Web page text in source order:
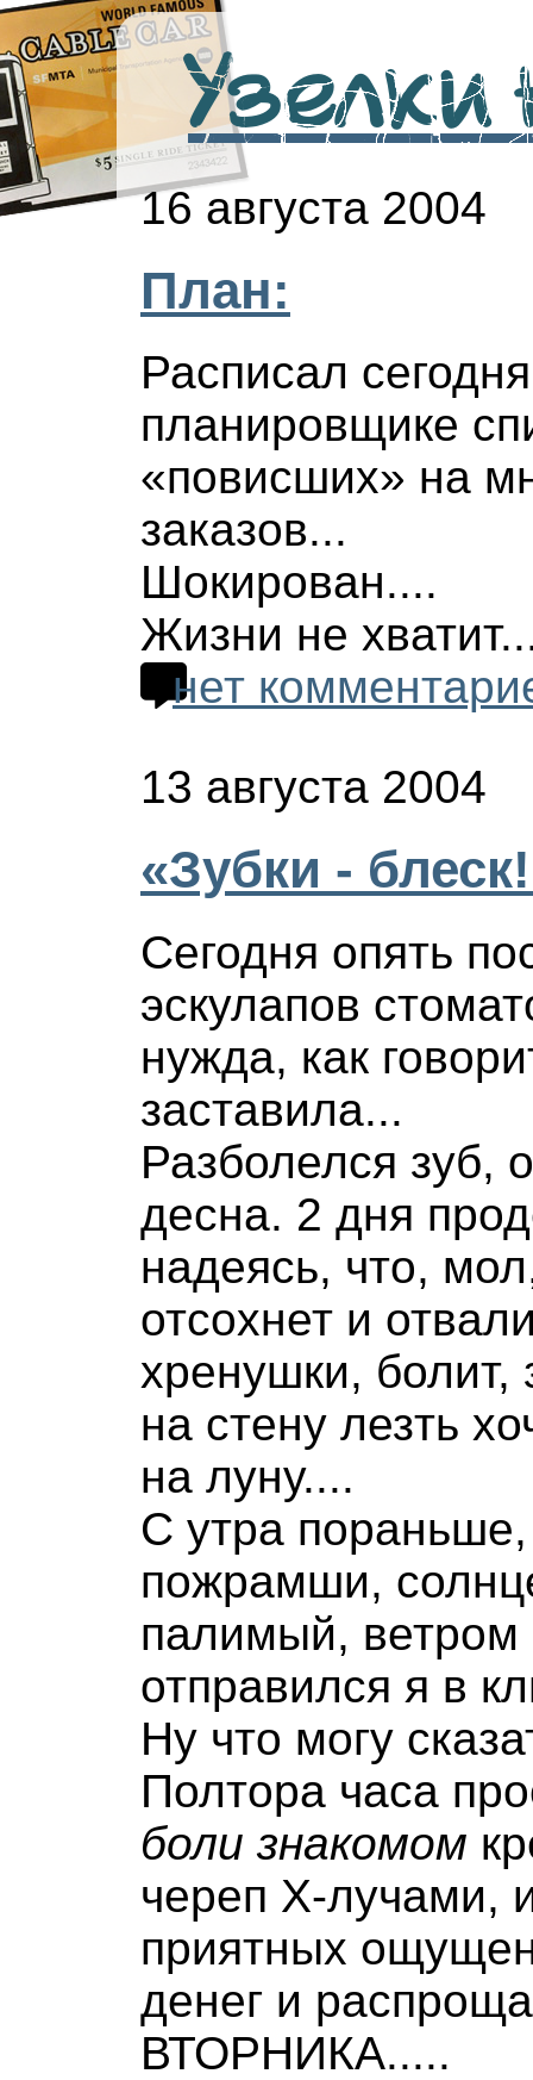
Узелки
16 августа 2004
План:
Расписал
планировщике
«повисших» на
заказов...
Шокирован....
Жизни не
нет
13 августа 2004
«Зубки -
Сегодня опять
эскулапов
нужда, как
заставила...
Разболелся зуб,
десна. 2 дня
надеясь, что,
отсохнет и
хренушки, болит,
на стену лезть
на луну....
С утра
пожрамши,
палимый, ветром
отправился я в
Ну что могу
Полтора часа
боли знакомом
череп Х-лучами,
приятных
денег и
ВТОРНИКА.....